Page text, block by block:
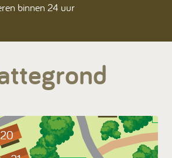
binnen 24 uur